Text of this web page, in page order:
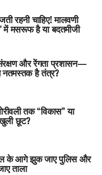
रहनी चाहिए! मालवणी
में मसरूफ है या बदतमीजी
और रेंगता प्रशासन—
है तंत्र?
तक “विकास” या
छूट?
के आगे झुक जाए पुलिस और
ताला